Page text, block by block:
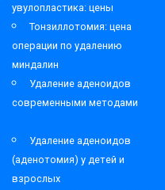
увулопластика: цены
Тонзиллотомия: цена
операции по удалению
миндалин
Удаление аденоидов
современными методами
Удаление аденоидов
(аденотомия) у детей и
взрослых